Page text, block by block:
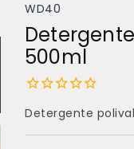
WD40
500ml
Detergente